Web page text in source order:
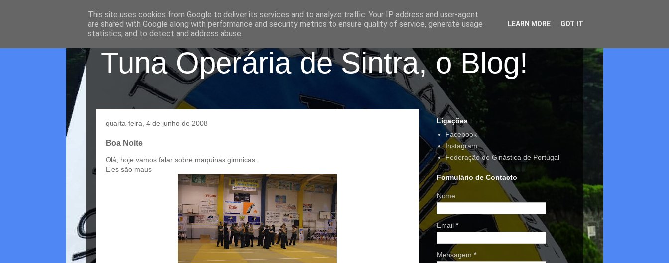
Tuna Operária de Sintra, o Blog!
quarta-feira, 4 de junho de 2008
Boa Noite
Olá, hoje vamos falar sobre maquinas gimnicas.
Eles são maus
Ligações
Facebook
Instagram
Federação de Ginástica de Portugal
Formulário de Contacto
Nome
Email *
Mensagem *
This site uses cookies from Google to deliver its services and to analyze traffic. Your IP address and user-agent
are shared with Google along with performance and security metrics to ensure quality of service, generate usage
statistics, and to detect and address abuse.
LEARN MORE GOT IT